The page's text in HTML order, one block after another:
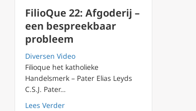
FilioQue 22: Afgoderij –
een bespreekbaar
probleem
Diversen Video
Filioque het katholieke
Handelsmerk – Pater Elias Leyds
C.S.J. Pater…
Lees Verderabout FilioQue 22: Afgoderij – een